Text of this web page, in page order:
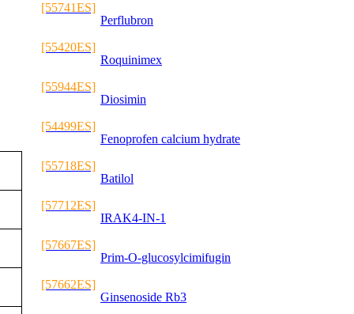
[55741ES]
Perflubron
[55420ES]
Roquinimex
[55944ES]
Diosimin
[54499ES]
Fenoprofen calcium hydrate
[55718ES]
Batilol
[57712ES]
IRAK4-IN-1
[57667ES]
Prim-O-glucosylcimifugin
[57662ES]
Ginsenoside Rb3